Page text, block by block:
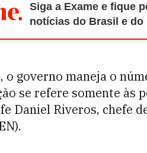
Siga a Exame e fique
notícias do Brasil e do
o governo maneja o
se refere somente às
Daniel Riveros, chefe